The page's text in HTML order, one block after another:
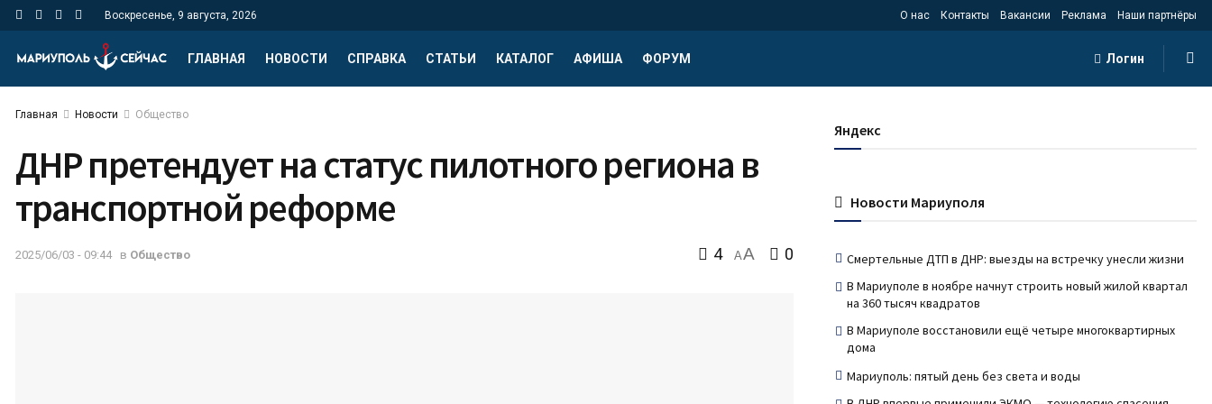
Воскресенье, 9 августа, 2026 О нас Контакты Вакансии Реклама Наши партнёры
ГЛАВНАЯ НОВОСТИ СПРАВКА СТАТЬИ КАТАЛОГ АФИША ФОРУМ Логин
Главная Новости Общество
ДНР претендует на статус пилотного региона в
транспортной реформе
2025/06/03 - 09:44 в Общество 4 AA 0
Яндекс
Новости Мариуполя
Смертельные ДТП в ДНР: выезды на встречку унесли жизни
В Мариуполе в ноябре начнут строить новый жилой квартал
на 360 тысяч квадратов
В Мариуполе восстановили ещё четыре многоквартирных
дома
Мариуполь: пятый день без света и воды